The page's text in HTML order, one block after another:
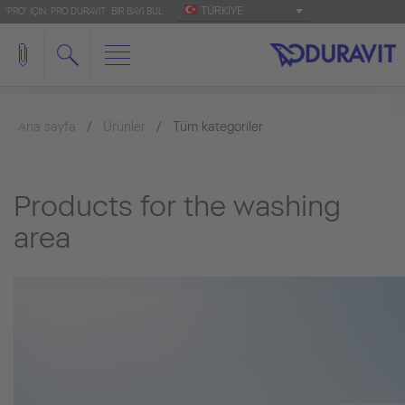
'PRO' IÇIN: PRO.DURAVIT BIR BAYI BUL TÜRKIYE
Ana sayfa Ürünler Tüm kategoriler
Products for the washing
area